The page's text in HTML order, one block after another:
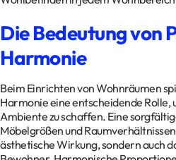
Die Bedeutung von
Harmonie
Beim Einrichten von Wohnräumen
Harmonie eine entscheidende Rolle,
Ambiente zu schaffen. Eine
Möbelgrößen und
ästhetische Wirkung, sondern auch